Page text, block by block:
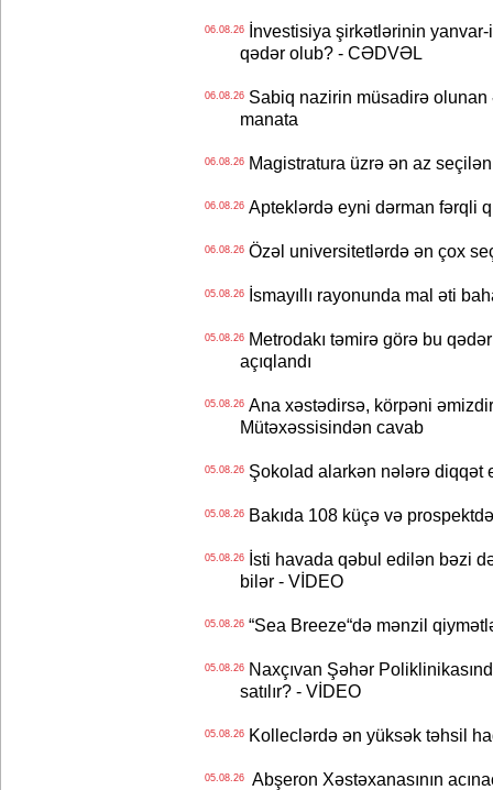
06.08.26İnvestisiya şirkətlərinin yanvar-
qədər olub? - CƏDVƏL
06.08.26Sabiq nazirin müsadirə olunan
manata
06.08.26Magistratura üzrə ən az
06.08.26Apteklərdə eyni dərman fərqli
06.08.26Özəl universitetlərdə ən çox
05.08.26İsmayıllı rayonunda mal əti
05.08.26Metrodakı təmirə görə bu
açıqlandı
05.08.26Ana xəstədirsə, körpəni
Mütəxəssisindən cavab
05.08.26Şokolad alarkən nələrə diqqət
05.08.26Bakıda 108 küçə və
05.08.26İsti havada qəbul edilən bəzi
bilər - VİDEO
05.08.26“Sea Breeze“də mənzil
05.08.26Naxçıvan Şəhər
satılır? - VİDEO
05.08.26Kolleclərdə ən yüksək təhsil
05.08.26Abşeron Xəstəxanasının